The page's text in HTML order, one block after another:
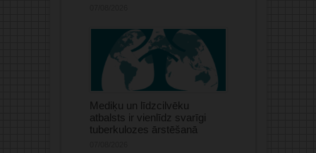
Mediķu un līdzcilvēku
atbalsts ir vienlīdz svarīgi
tuberkulozes ārstēšanā